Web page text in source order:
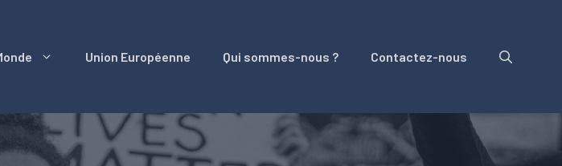
Union Européenne Qui sommes-nous ? Contactez-nous